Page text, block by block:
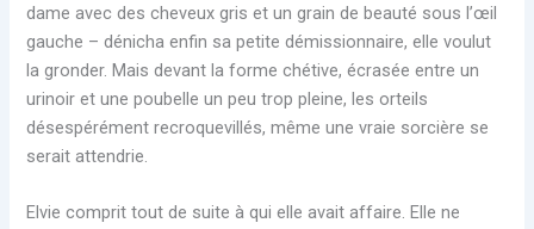
dame avec des cheveux gris et un grain de beauté sous l’œil
gauche – dénicha enfin sa petite démissionnaire, elle voulut
la gronder. Mais devant la forme chétive, écrasée entre un
urinoir et une poubelle un peu trop pleine, les orteils
désespérément recroquevillés, même une vraie sorcière se
serait attendrie.
Elvie comprit tout de suite à qui elle avait affaire. Elle ne